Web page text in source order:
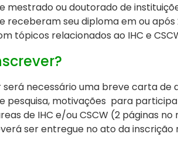
mestrado ou doutorado de
receberam seu diploma em ou após
tópicos relacionados ao IHC e
necessário uma breve carta de
pesquisa, motivações para
de IHC e/ou CSCW (2 páginas
ser entregue no ato da inscrição